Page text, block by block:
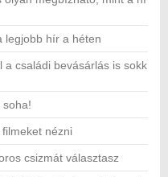
legjobb hír a héten
a családi bevásárlás is sokk
soha!
nézni
csizmát választasz